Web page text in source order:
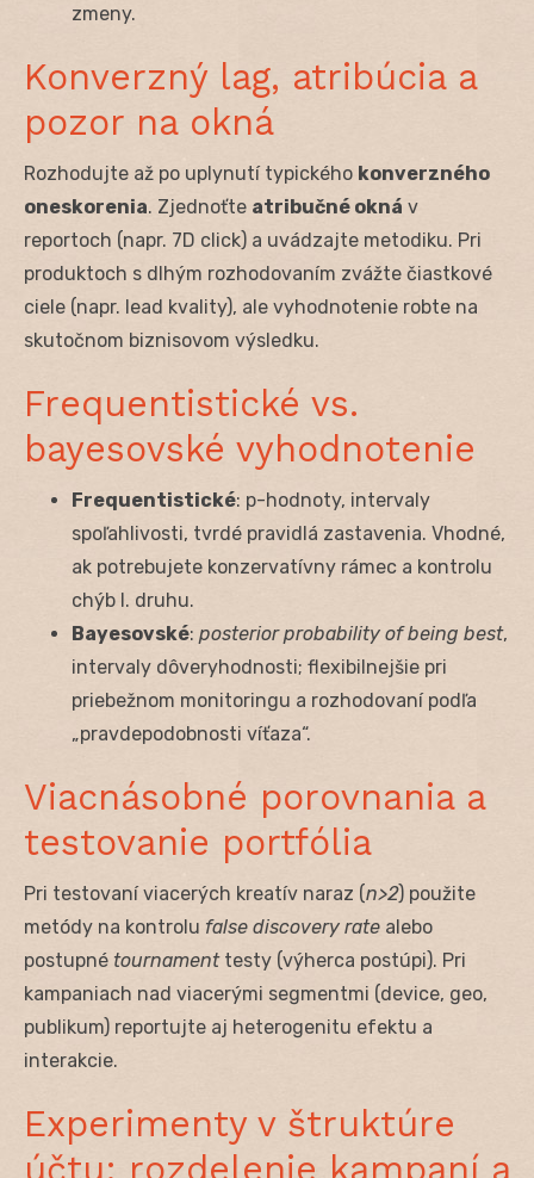
zmeny.
Konverzný lag, atribúcia a
pozor na okná
Rozhodujte až po uplynutí typického konverzného
oneskorenia. Zjednoťte atribučné okná v
reportoch (napr. 7D click) a uvádzajte metodiku. Pri
produktoch s dlhým rozhodovaním zvážte čiastkové
ciele (napr. lead kvality), ale vyhodnotenie robte na
skutočnom biznisovom výsledku.
Frequentistické vs.
bayesovské vyhodnotenie
Frequentistické: p-hodnoty, intervaly
spoľahlivosti, tvrdé pravidlá zastavenia. Vhodné,
ak potrebujete konzervatívny rámec a kontrolu
chýb I. druhu.
Bayesovské: posterior probability of being best,
intervaly dôveryhodnosti; flexibilnejšie pri
priebežnom monitoringu a rozhodovaní podľa
„pravdepodobnosti víťaza“.
Viacnásobné porovnania a
testovanie portfólia
Pri testovaní viacerých kreatív naraz (n>2) použite
metódy na kontrolu false discovery rate alebo
postupné tournamenttesty (výherca postúpi). Pri
kampaniach nad viacerými segmentmi (device, geo,
publikum) reportujte aj heterogenitu efektu a
interakcie.
Experimenty v štruktúre
účtu: rozdelenie kampaní a